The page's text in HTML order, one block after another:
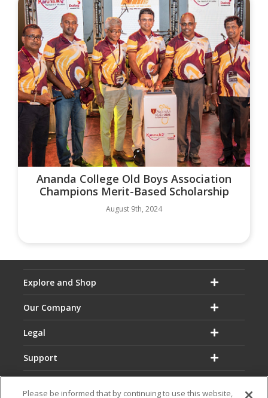
Ananda College Old Boys Association
Champions Merit-Based Scholarship
August 9th, 2024
Explore and Shop
Our Company
Legal
Support
Please be informed that by continuing to use this website,